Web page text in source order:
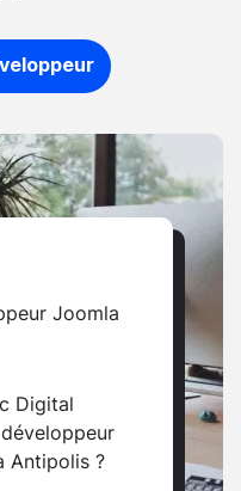
Joomla
Digital
Antipolis ?